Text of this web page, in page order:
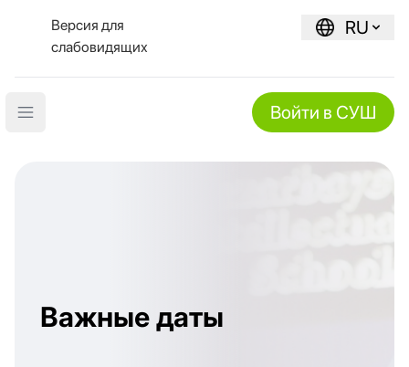
Версия для
слабовидящих
RU
Open main menu Войти в СУШ
Важные даты